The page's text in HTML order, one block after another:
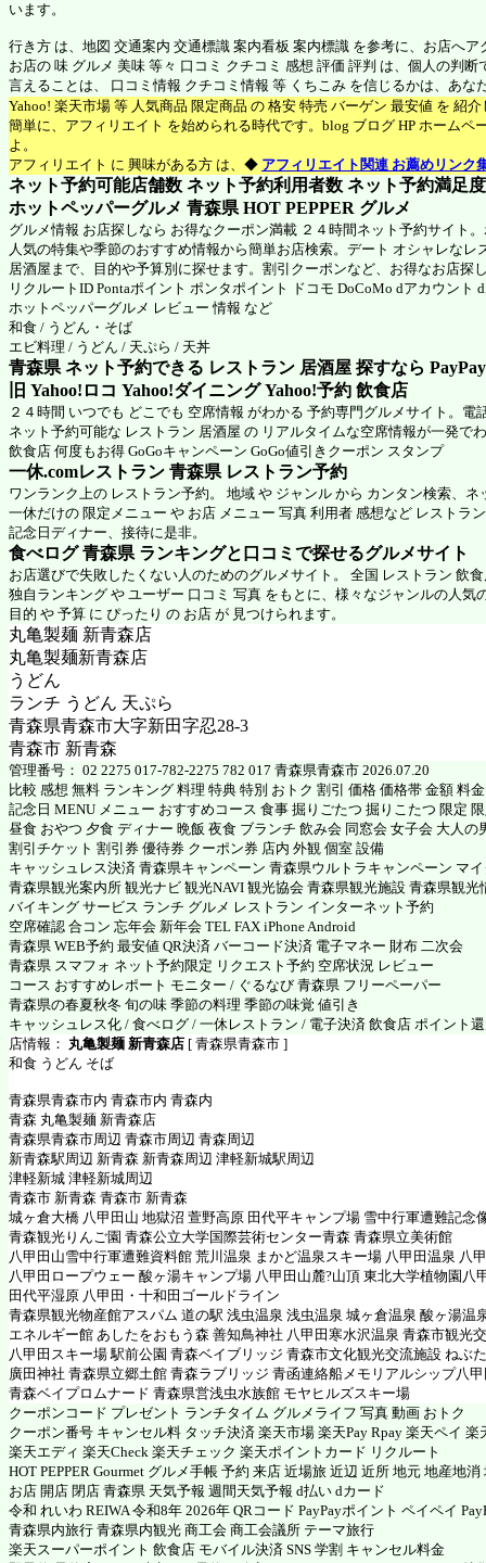
います。
行き方 は、地図 交通案内 交通標識 案内看板 案内標識 を参考に、お店へア
お店の 味 グルメ 美味 等々 口コミ クチコミ 感想 評価 評判 は、個人の判断
言えることは、 口コミ情報 クチコミ情報 等 くちこみ を信じるかは、あな
Yahoo! 楽天市場 等 人気商品 限定商品 の 格安 特売 バーゲン 最安値 を 紹
簡単に、アフィリエイト を始められる時代です。blog ブログ HP ホームペ
よ。
アフィリエイト に 興味がある方 は、◆ アフィリエイト関連 お薦めリンク
ネット予約可能店舗数 ネット予約利用者数 ネット予約満足
ホットペッパーグルメ 青森県 HOT PEPPER グルメ
グルメ情報 お店探しなら お得なクーポン満載 ２４時間ネット予約サイト
人気の特集や季節のおすすめ情報から簡単お店検索。デート オシャレなレ
居酒屋まで、目的や予算別に探せます。割引クーポンなど、お得なお店探
リクルートID Pontaポイント ポンタポイント ドコモ DoCoMo dアカウント
ホットペッパーグルメ レビュー 情報 など
和食 / うどん・そば
エビ料理 / うどん / 天ぷら / 天丼
青森県 ネット予約できる レストラン 居酒屋 探すなら
旧 Yahoo!ロコ Yahoo!ダイニング Yahoo!予約 飲食店
２４時間 いつでも どこでも 空席情報 がわかる 予約専門グルメサイト。電
ネット予約可能な レストラン 居酒屋 の リアルタイムな空席情報が一発で
飲食店 何度もお得 GoGoキャンペーン GoGo値引きクーポン スタンプ
一休.comレストラン 青森県 レストラン予約
ワンランク上の レストラン予約。 地域 や ジャンル から カンタン検索、ネ
一休だけの 限定メニュー や お店 メニュー 写真 利用者 感想など レストラ
記念日ディナー、接待に是非。
食べログ 青森県 ランキングと口コミで探せるグルメサイト
お店選びで失敗したくない人のためのグルメサイト。 全国 レストラン 飲
独自ランキング や ユーザー 口コミ 写真 をもとに、様々なジャンルの人気
目的 や 予算 に ぴったり の お店 が 見つけられます。
丸亀製麺 新青森店
丸亀製麺新青森店
うどん
ランチ うどん 天ぷら
青森県青森市大字新田字忍28-3
青森市 新青森
管理番号： 02 2275 017-782-2275 782 017 青森県青森市 2026.07.20
比較 感想 無料 ランキング 料理 特典 特別 おトク 割引 価格 価格帯 金額 料
記念日 MENU メニュー おすすめコース 食事 掘りごたつ 掘りこたつ 限定
昼食 おやつ 夕食 ディナー 晩飯 夜食 ブランチ 飲み会 同窓会 女子会 大人の
割引チケット 割引券 優待券 クーポン券 店内 外観 個室 設備
キャッシュレス決済 青森県キャンペーン 青森県ウルトラキャンペーン マ
青森県観光案内所 観光ナビ 観光NAVI 観光協会 青森県観光施設 青森県観光
バイキング サービス ランチ グルメ レストラン インターネット予約
空席確認 合コン 忘年会 新年会 TEL FAX iPhone Android
青森県 WEB予約 最安値 QR決済 バーコード決済 電子マネー 財布 二次会
青森県 スマフォ ネット予約限定 リクエスト予約 空席状況 レビュー
コース おすすめレポート モニター / ぐるなび 青森県 フリーペーパー
青森県の春夏秋冬 旬の味 季節の料理 季節の味覚 値引き
キャッシュレス化 / 食べログ / 一休レストラン / 電子決済 飲食店 ポイント
店情報： 丸亀製麺 新青森店 [ 青森県青森市 ]
和食 うどん そば
青森県青森市内 青森市内 青森内
青森 丸亀製麺 新青森店
青森県青森市周辺 青森市周辺 青森周辺
新青森駅周辺 新青森 新青森周辺 津軽新城駅周辺
津軽新城 津軽新城周辺
青森市 新青森 青森市 新青森
城ヶ倉大橋 八甲田山 地獄沼 萱野高原 田代平キャンプ場 雪中行軍遭難記念
青森観光りんご園 青森公立大学国際芸術センター青森 青森県立美術館
八甲田山雪中行軍遭難資料館 荒川温泉 まかど温泉スキー場 八甲田温泉 八
八甲田ロープウェー 酸ヶ湯キャンプ場 八甲田山麓?山頂 東北大学植物園八
田代平湿原 八甲田・十和田ゴールドライン
青森県観光物産館アスパム 道の駅 浅虫温泉 浅虫温泉 城ヶ倉温泉 酸ヶ湯温
エネルギー館 あしたをおもう森 善知鳥神社 八甲田寒水沢温泉 青森市観光
八甲田スキー場 駅前公園 青森ベイブリッジ 青森市文化観光交流施設 ねぶ
廣田神社 青森県立郷土館 青森ラブリッジ 青函連絡船メモリアルシップ八
青森ベイプロムナード 青森県営浅虫水族館 モヤヒルズスキー場
クーポンコード プレゼント ランチタイム グルメライフ 写真 動画 おトク
クーポン番号 キャンセル料 タッチ決済 楽天市場 楽天Pay Rpay 楽天ペイ 楽
楽天エディ 楽天Check 楽天チェック 楽天ポイントカード リクルート
HOT PEPPER Gourmet グルメ手帳 予約 来店 近場旅 近辺 近所 地元 地産地
お店 開店 閉店 青森県 天気予報 週間天気予報 d払い dカード
令和 れいわ REIWA 令和8年 2026年 QRコード PayPayポイント ペイペイ
青森県内旅行 青森県内観光 商工会 商工会議所 テーマ旅行
楽天スーパーポイント 飲食店 モバイル決済 SNS 学割 キャンセル料金